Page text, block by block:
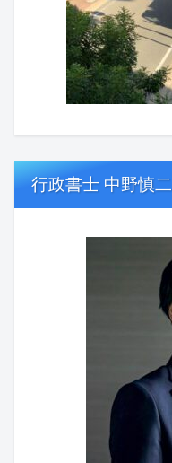
行政書士 中野慎二